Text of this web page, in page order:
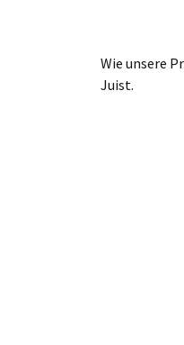
Wie unsere
Juist.